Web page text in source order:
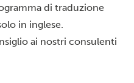
di traduzione
in inglese.
ai nostri consulenti